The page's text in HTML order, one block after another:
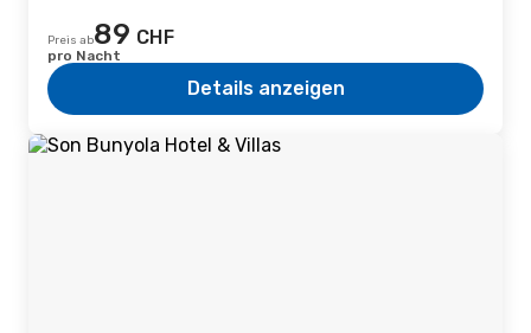
Preis ab89 CHF
pro Nacht
Details anzeigen